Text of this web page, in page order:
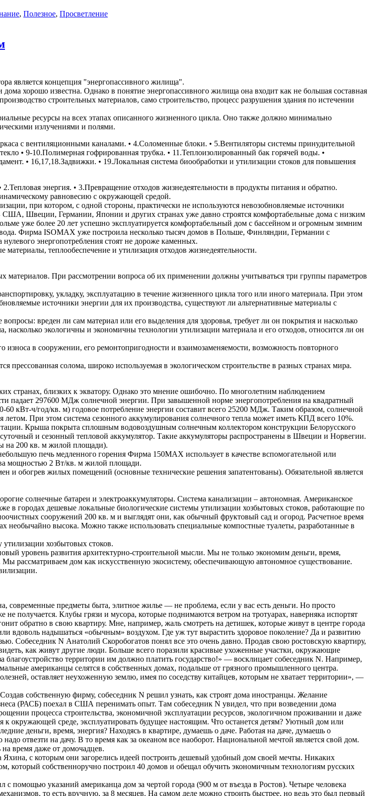
, Полезное, Просветление
является концепция "энергопассивного жилища".
хорошо известна. Однако в понятие энергопассивного жилища она входит как не большая составная
строительных материалов, само строительство, процесс разрушения здания по истечении
ресурсы на всех этапах описанного жизненного цикла. Оно также должно минимально
излучениями и полями.
с вентиляционными каналами. • 4.Соломенные блоки. • 5.Вентиляторы системы принудительной
• 9-10.Полимерная гофрированная трубка. • 11.Теплоизолированный бак горячей воды. •
• 16,17,18.Задвижки. • 19.Локальная система биообработки и утилизации стоков для повышения
энергия. • 3.Превращение отходов жизнедеятельности в продукты питания и обратно.
равновесию с окружающей средой.
при котором, с одной стороны, практически не используются невозобновляемые источники
США, Швеции, Германии, Японии и других странах уже давно строятся комфортабельные дома с низким
уже более 20 лет успешно эксплуатируется комфортабельный дом с бассейном и огромным зимним
Фирма ISOМАХ уже построила несколько тысяч домов в Польше, Финляндии, Германии с
энергопотребления стоят не дороже каменных.
теплообеспечение и утилизация отходов жизнедеятельности.
материалов. При рассмотрении вопроса об их применении должны учитываться три группы параметров
укладку, эксплуатацию в течение жизненного цикла того или иного материала. При этом
источники энергии для их производства, существуют ли альтернативные материалы с
вреден ли сам материал или его выделения для здоровья, требует ли он покрытия и насколько
насколько экологичны и экономичны технологии утилизации материала и его отходов, относится ли он
в сооружении, его ремонтопригодности и взаимозаменяемости, возможность повторного
солома, широко используемая в экологическом строительстве в разных странах мира.
странах, близких к экватору. Однако это мнение ошибочно. По многолетним наблюдением
падает 297600 МДж солнечной энергии. При завышенной норме энергопотребления на квадратный
кВт-ч/год/кв. м) годовое потребление энергии составит всего 25200 МДж. Таким образом, солнечной
При этом система сезонного аккумулирования солнечного тепла может иметь КПД всего 10%.
Крыша покрыта сплошным водовоздушным солнечным коллектором конструкции Белорусского
и сезонный тепловой аккумулятор. Такие аккумуляторы распространены в Швеции и Норвегии.
на 200 кв. м жилой площади).
печь медленного горения Фирма 150МАХ использует в качестве вспомогательной или
мощностью 2 Вт/кв. м жилой площади.
и обогрев жилых помещений (основные технические решения запатентованы). Обязательной является
солнечные батареи и электроаккумуляторы. Система канализации – автономная. Американское
в городах дешевые локальные биологические системы утилизации хозбытовых стоков, работающие по
сооружений 200 кв. м и выглядят они, как обычный фруктовый сад и огород. Расчетное время
необычайно высока. Можно также использовать специальные компостные туалеты, разработанные в
хозбытовых стоков.
уровень развития архитектурно-строительной мысли. Мы не только экономим деньги, время,
рассматриваем дом как искусственную экосистему, обеспечивающую автономное существование.
предметы быта, элитное жилье — не проблема, если у вас есть деньги. Но просто
получается. Клубы грязи и мусора, которые поднимаются ветром на тротуарах, наверняка испортят
обратно в свою квартиру. Мне, например, жаль смотреть на детишек, которые живут в центре города
вдоволь надышаться «обычным» воздухом. Где уж тут вырастить здоровое поколение? Да и развитию
Собеседник N Анатолий Скоробогатов понял все это очень давно. Продав свою ростовскую квартиру,
как живут другие люди. Больше всего поразили красивые ухоженные участки, окружающие
территории им должно платить государство!» — восклицает собеседник N. Например,
американцы селятся в собственных домах, подальше от грязного промышленного центра.
оставляет неухоженную землю, имея по соседству китайцев, которым не хватает территории», —
собственную фирму, собеседник N решил узнать, как строят дома иностранцы. Желание
(РАСБ) поехал в США перенимать опыт. Там собеседник N увидел, что при возведении дома
процесса строительства, экономичной эксплуатации ресурсов, экологичном проживании и даже
окружающей среде, эксплуатировать будущее настоящим. Что останется детям? Уютный дом или
деньги, время, энергия? Находясь в квартире, думаешь о даче. Работая на даче, думаешь о
отвезти на дачу. В то время как за океаном все наоборот. Национальной мечтой является свой дом.
время даже от домочадцев.
с которым они загорелись идеей построить дешевый удобный дом своей мечты. Никаких
который собственноручно построил 40 домов и обещал обучить экономичным технологиям русских
указаний американца дом за чертой города (900 м от въезда в Ростов). Четыре человека
то есть вручную, за 8 месяцев. На самом деле можно строить быстрее, но ведь это был первый